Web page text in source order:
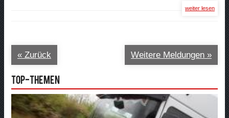
weiter lesen
« Zurück Weitere Meldungen »
Top-Themen